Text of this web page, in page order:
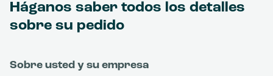
Háganos saber todos los detalles
sobre su pedido
Sobre usted y su empresa